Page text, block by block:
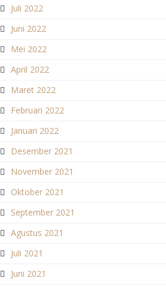
Juli 2022
Juni 2022
Mei 2022
April 2022
Maret 2022
Februari 2022
Januari 2022
Desember 2021
November 2021
Oktober 2021
September 2021
Agustus 2021
Juli 2021
Juni 2021